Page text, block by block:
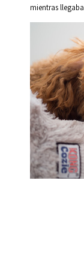
mientras